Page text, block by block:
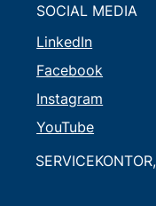
SOCIAL MEDIA
LinkedIn
Facebook
Instagram
YouTube